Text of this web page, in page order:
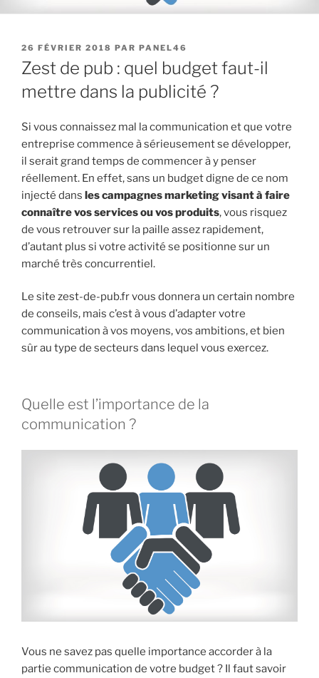
PUBLIÉ
LE
26 FÉVRIER 2018 PAR PANEL46
Zest de pub : quel budget faut-il
mettre dans la publicité ?
Si vous connaissez mal la communication et que votre
entreprise commence à sérieusement se développer,
il serait grand temps de commencer à y penser
réellement. En effet, sans un budget digne de ce nom
injecté dans les campagnes marketing visant à faire
connaître vos services ou vos produits, vous risquez
de vous retrouver sur la paille assez rapidement,
d’autant plus si votre activité se positionne sur un
marché très concurrentiel.
Le site zest-de-pub.fr vous donnera un certain nombre
de conseils, mais c’est à vous d’adapter votre
communication à vos moyens, vos ambitions, et bien
sûr au type de secteurs dans lequel vous exercez.
Quelle est l’importance de la
communication ?
Vous ne savez pas quelle importance accorder à la
partie communication de votre budget ? Il faut savoir